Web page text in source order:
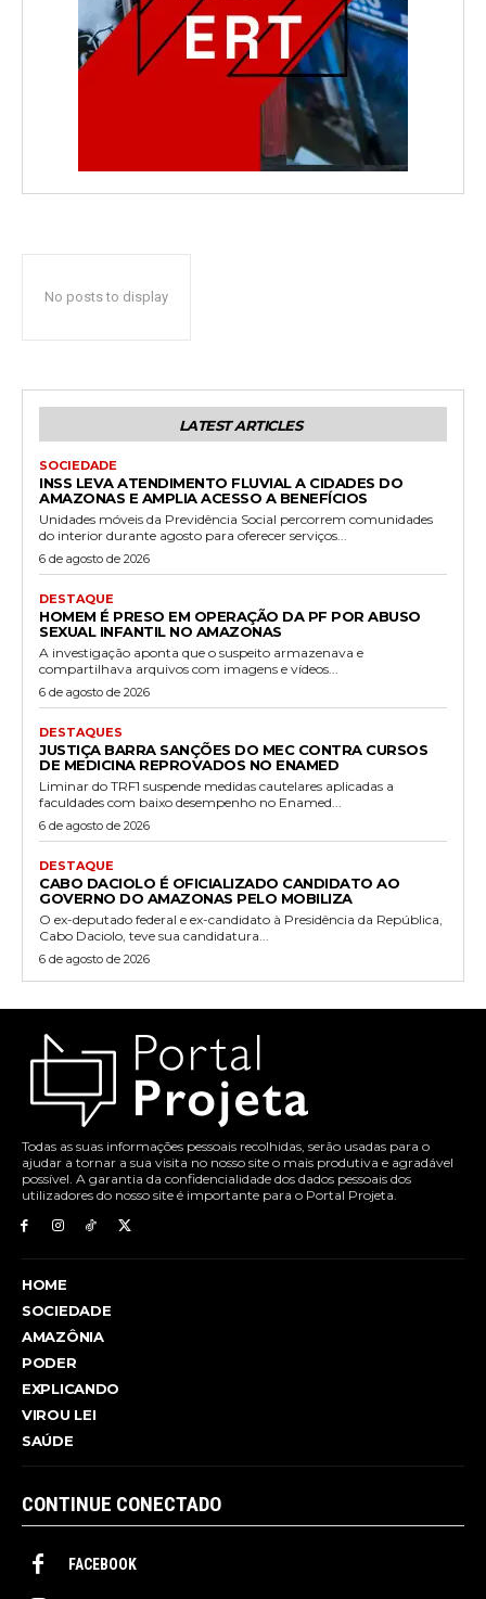
No posts to display
LATEST ARTICLES
SOCIEDADE
INSS LEVA ATENDIMENTO FLUVIAL A CIDADES DO
AMAZONAS E AMPLIA ACESSO A BENEFÍCIOS
Unidades móveis da Previdência Social percorrem comunidades
do interior durante agosto para oferecer serviços...
6 de agosto de 2026
DESTAQUE
HOMEM É PRESO EM OPERAÇÃO DA PF POR ABUSO
SEXUAL INFANTIL NO AMAZONAS
A investigação aponta que o suspeito armazenava e
compartilhava arquivos com imagens e vídeos...
6 de agosto de 2026
DESTAQUES
JUSTIÇA BARRA SANÇÕES DO MEC CONTRA CURSOS
DE MEDICINA REPROVADOS NO ENAMED
Liminar do TRF1 suspende medidas cautelares aplicadas a
faculdades com baixo desempenho no Enamed...
6 de agosto de 2026
DESTAQUE
CABO DACIOLO É OFICIALIZADO CANDIDATO AO
GOVERNO DO AMAZONAS PELO MOBILIZA
O ex-deputado federal e ex-candidato à Presidência da República,
Cabo Daciolo, teve sua candidatura...
6 de agosto de 2026
Todas as suas informações pessoais recolhidas, serão usadas para o
ajudar a tornar a sua visita no nosso site o mais produtiva e agradável
possível. A garantia da confidencialidade dos dados pessoais dos
utilizadores do nosso site é importante para o Portal Projeta.
HOME
SOCIEDADE
AMAZÔNIA
PODER
EXPLICANDO
VIROU LEI
SAÚDE
CONTINUE CONECTADO
FACEBOOK